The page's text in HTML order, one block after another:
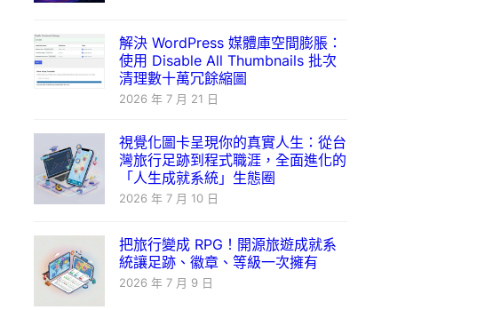
解決 WordPress 媒體庫空間膨脹：
使用 Disable All Thumbnails 批次
清理數十萬冗餘縮圖
2026 年 7 月 21 日
視覺化圖卡呈現你的真實人生：從台
灣旅行足跡到程式職涯，全面進化的
「人生成就系統」生態圈
2026 年 7 月 10 日
把旅行變成 RPG！開源旅遊成就系
統讓足跡、徽章、等級一次擁有
2026 年 7 月 9 日